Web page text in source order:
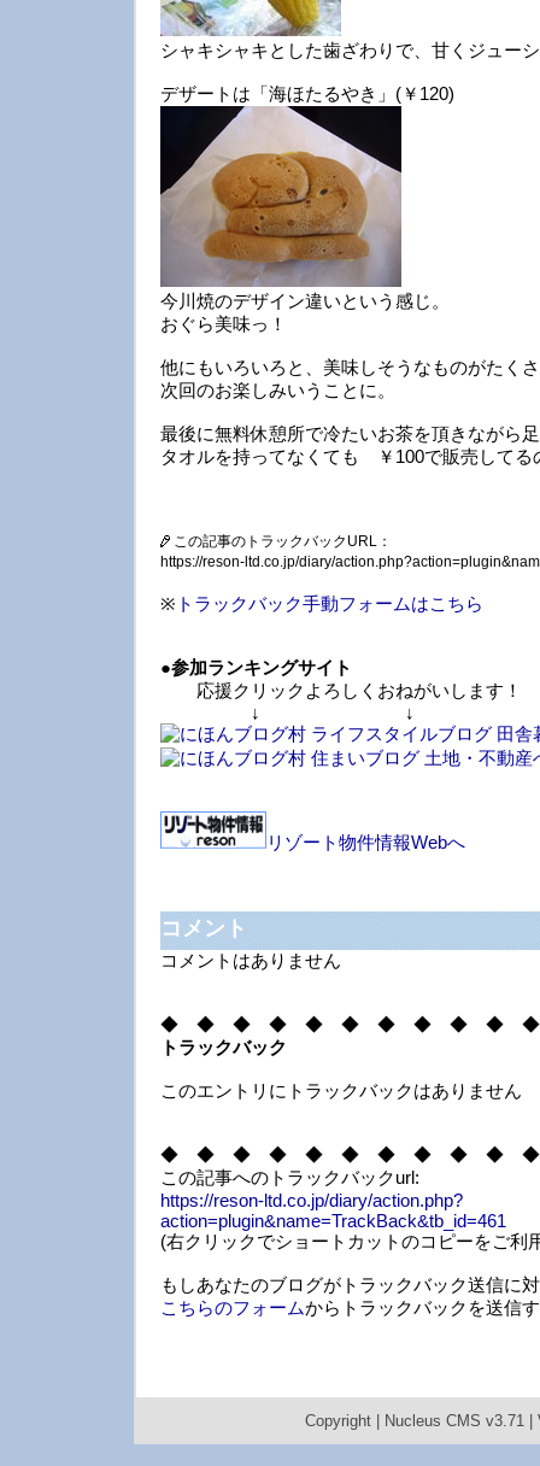
シャキシャキとした歯ざわりで、甘くジュー
デザートは「海ほたるやき」(￥120)
今川焼のデザイン違いという感じ。
おぐら美味っ！
他にもいろいろと、美味しそうなものがたく
次回のお楽しみいうことに。
最後に無料休憩所で冷たいお茶を頂きながら
タオルを持ってなくても ￥100で販売してる
この記事のトラックバックURL：
https://reson-ltd.co.jp/diary/
※ トラックバック手動フォームはこちら
●参加ランキングサイト
応援クリックよろしくおねがいします！
↓ ↓
リゾート物件情報Webへ
コメント
コメントはありません
◆ ◆ ◆ ◆ ◆ ◆ ◆ ◆ ◆ ◆
トラックバック
このエントリにトラックバックはありません
◆ ◆ ◆ ◆ ◆ ◆ ◆ ◆ ◆ ◆
この記事へのトラックバックurl:
https://reson-ltd.co.jp/diary/action.php?
action=plugin&name=TrackBack&tb_id=461
(右クリックでショートカットのコピーをご利
もしあなたのブログがトラックバック送信に
こちらのフォームからトラックバックを送信
Copyright | Nucleus CMS v3.71